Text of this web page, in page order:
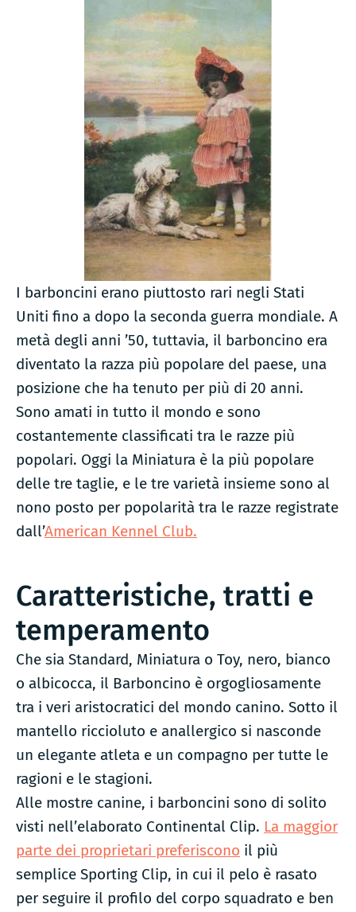
I barboncini erano piuttosto rari negli Stati
Uniti fino a dopo la seconda guerra mondiale. A
metà degli anni ’50, tuttavia, il barboncino era
diventato la razza più popolare del paese, una
posizione che ha tenuto per più di 20 anni.
Sono amati in tutto il mondo e sono
costantemente classificati tra le razze più
popolari. Oggi la Miniatura è la più popolare
delle tre taglie, e le tre varietà insieme sono al
nono posto per popolarità tra le razze registrate
dall’American Kennel Club.
Caratteristiche, tratti e
temperamento
Che sia Standard, Miniatura o Toy, nero, bianco
o albicocca, il Barboncino è orgogliosamente
tra i veri aristocratici del mondo canino. Sotto il
mantello riccioluto e anallergico si nasconde
un elegante atleta e un compagno per tutte le
ragioni e le stagioni.
Alle mostre canine, i barboncini sono di solito
visti nell’elaborato Continental Clip. La maggior
parte dei proprietari preferiscono il più
semplice Sporting Clip, in cui il pelo è rasato
per seguire il profilo del corpo squadrato e ben